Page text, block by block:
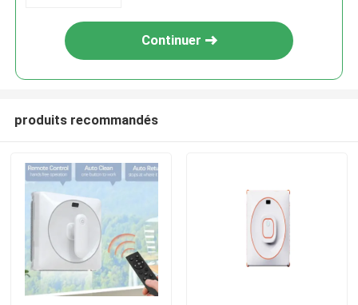
Continuer
produits recommandés